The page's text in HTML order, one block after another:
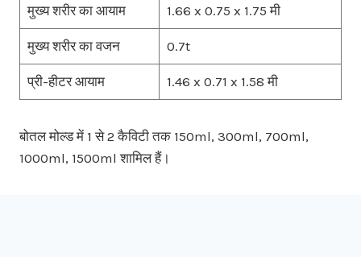
मुख्य शरीर का आयाम 1.66 x 0.75 x 1.75 मी
मुख्य शरीर का वजन 0.7t
प्री-हीटर आयाम 1.46 x 0.71 x 1.58 मी
बोतल मोल्ड में 1 से 2 कैविटी तक 150ml, 300ml, 700ml,
1000ml, 1500ml शामिल हैं।